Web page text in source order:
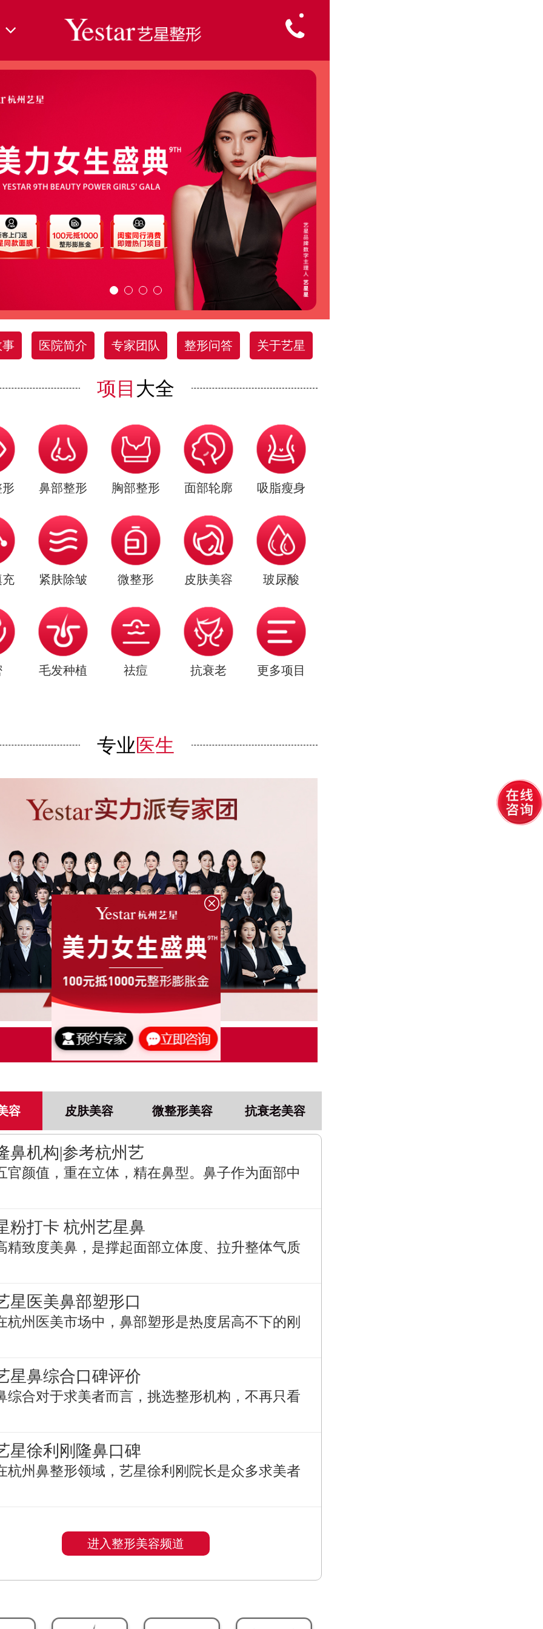
事 医院简介 专家团队 整形问答 关于艺星
项目 大全
鼻部整形 胸部整形 面部轮廓 吸脂瘦身
充 紧肤除皱 微整形 皮肤美容 玻尿酸
毛发种植 祛痘 抗衰老 更多项目
专业医生
点击了解更多
容 皮肤美容 微整形美容 抗衰老美容
鼻机构|参考杭州艺
官颜值，重在立体，精在鼻型。鼻子作为面部中
粉打卡 杭州艺星鼻
精致度美鼻，是撑起面部立体度、拉升整体气质
星医美鼻部塑形口
杭州医美市场中，鼻部塑形是热度居高不下的刚
星鼻综合口碑评价
综合对于求美者而言，挑选整形机构，不再只看
星徐利刚隆鼻口碑
杭州鼻整形领域，艺星徐利刚院长是众多求美者
进入整形美容频道